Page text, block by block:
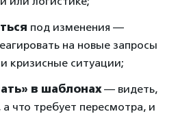
под изменения —
на новые запросы
кризисные ситуации;
в шаблонах — видеть,
а что требует пересмотра, и